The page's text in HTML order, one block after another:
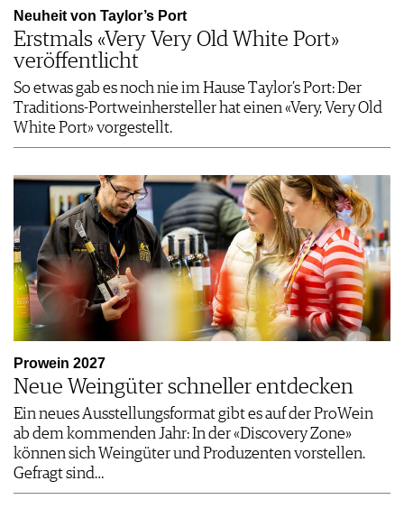
Neuheit von Taylor’s Port
Erstmals «Very Very Old White Port»
veröffentlicht
So etwas gab es noch nie im Hause Taylor’s Port: Der
Traditions-Portweinhersteller hat einen «Very, Very Old
White Port» vorgestellt.
Prowein 2027
Neue Weingüter schneller entdecken
Ein neues Ausstellungsformat gibt es auf der ProWein
ab dem kommenden Jahr: In der «Discovery Zone»
können sich Weingüter und Produzenten vorstellen.
Gefragt sind…